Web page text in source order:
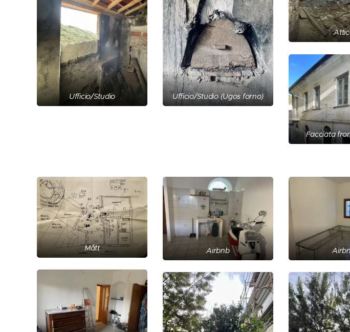
Ufficio/Studio Ufficio/Studio (Ugos forno)
Facciata
Mått Airbnb